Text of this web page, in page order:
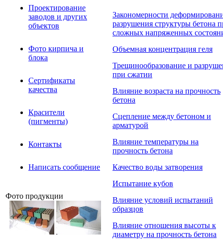
Проектирование
заводов и других
объектов
Фото кирпича и
блока
Сертификаты
качества
Красители
(пигменты)
Контакты
Написать сообщение
Фото продукции
Закономерности
разрушения структуры бетона
сложных напряженных
Объемная концентрация геля
Трещинообразование и
при сжатии
Влияние возраста на прочность
бетона
Сцепление между бетоном и
арматурой
Влияние температуры на
прочность бетона
Качество воды затворения
Испытание кубов
Влияние условий испытаний
образцов
Влияние отношения высоты к
диаметру на прочность бетона